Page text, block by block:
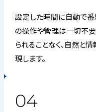
設定した時間に自動で番
の操作や管理は一切不
られることなく、自然と
現します。
04